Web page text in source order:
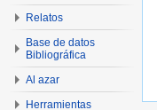
Relatos
Base de datos
Bibliográfica
Al azar
Herramientas